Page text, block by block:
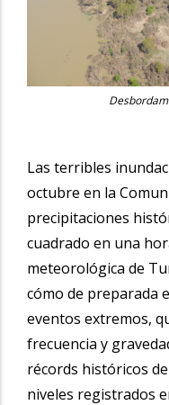
Las terribles
octubre en la
precipitaciones
cuadrado en una
meteorológica de
cómo de preparada
eventos extremos,
frecuencia y
récords históricos
niveles registrados